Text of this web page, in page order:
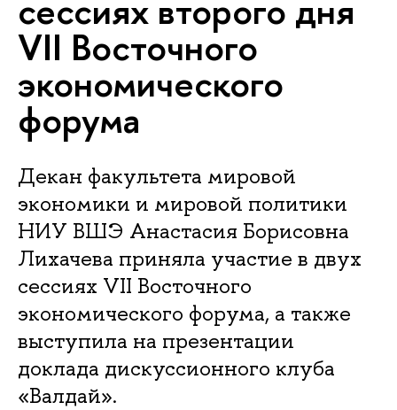
сессиях второго дня
VII Восточного
экономического
форума
Декан факультета мировой
экономики и мировой политики
НИУ ВШЭ Анастасия Борисовна
Лихачева приняла участие в двух
сессиях VII Восточного
экономического форума, а также
выступила на презентации
доклада дискуссионного клуба
«Валдай».